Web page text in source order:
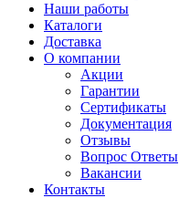
Наши работы
Каталоги
Доставка
О компании
Акции
Гарантии
Сертификаты
Документация
Отзывы
Вопрос Ответы
Вакансии
Контакты